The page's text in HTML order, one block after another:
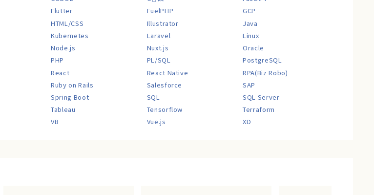
Flutter FuelPHP
GCP
HTML/CSS Illustrator
Java
Kubernetes Laravel
Linux
Node.js Nuxt.js
Oracle
PHP PL/SQL
PostgreSQL
React React Native
RPA(Biz Robo)
Ruby on Rails Salesforce
SAP
Spring Boot SQL
SQL Server
Tableau Tensorflow
Terraform
VB Vue.js XD